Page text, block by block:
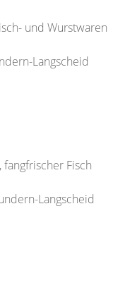
und Wurstwaren
Langscheid
fangfrischer Fisch
Langscheid